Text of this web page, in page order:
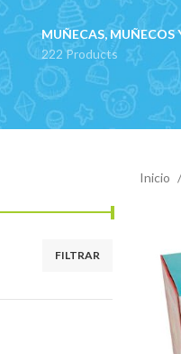
MUÑECAS, MUÑECOS
222 Products
FILTRAR
Inicio